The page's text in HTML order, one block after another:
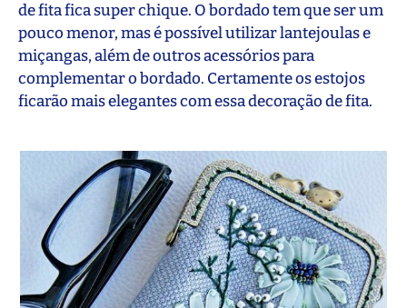
de fita fica super chique. O bordado tem que ser um
pouco menor, mas é possível utilizar lantejoulas e
miçangas, além de outros acessórios para
complementar o bordado. Certamente os estojos
ficarão mais elegantes com essa decoração de fita.